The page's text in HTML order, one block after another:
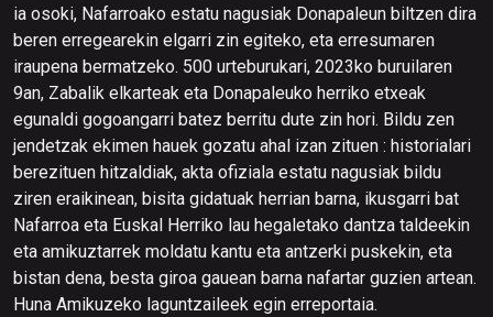
ia osoki, Nafarroako estatu nagusiak Donapaleun biltzen dira
beren erregearekin elgarri zin egiteko, eta erresumaren
iraupena bermatzeko. 500 urteburukari, 2023ko buruilaren
9an, Zabalik elkarteak eta Donapaleuko herriko etxeak
egunaldi gogoangarri batez berritu dute zin hori. Bildu zen
jendetzak ekimen hauek gozatu ahal izan zituen : historialari
berezituen hitzaldiak, akta ofiziala estatu nagusiak bildu
ziren eraikinean, bisita gidatuak herrian barna, ikusgarri bat
Nafarroa eta Euskal Herriko lau hegaletako dantza taldeekin
eta amikuztarrek moldatu kantu eta antzerki puskekin, eta
bistan dena, besta giroa gauean barna nafartar guzien artean.
Huna Amikuzeko laguntzaileek egin erreportaia.